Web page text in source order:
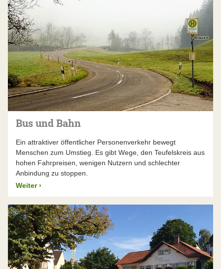
Bus und Bahn
Ein attraktiver öffentlicher Personenverkehr bewegt
Menschen zum Umstieg. Es gibt Wege, den Teufelskreis aus
hohen Fahrpreisen, wenigen Nutzern und schlechter
Anbindung zu stoppen.
Weiter ›